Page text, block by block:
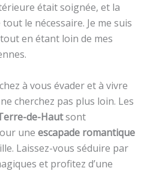
était soignée, et la
le nécessaire. Je me suis
en étant loin de mes
à vous évader et à vivre
cherchez pas plus loin. Les
de-Hautsont
une escapade romantique
Laissez-vous séduire par
et profitez d’une